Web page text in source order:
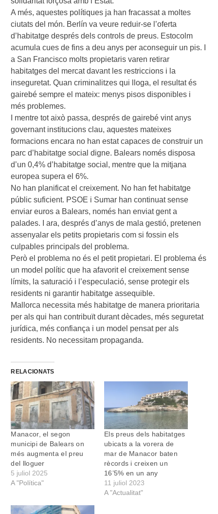
A més, aquestes polítiques ja han fracassat a moltes
ciutats del món. Berlín va veure reduir-se l’oferta
d’habitatge després dels controls de preus. Estocolm
acumula cues de fins a deu anys per aconseguir un pis. I
a San Francisco molts propietaris varen retirar
habitatges del mercat davant les restriccions i la
inseguretat. Quan criminalitzes qui lloga, el resultat és
gairebé sempre el mateix: menys pisos disponibles i
més problemes.
I mentre tot això passa, després de gairebé vint anys
governant institucions clau, aquestes mateixes
formacions encara no han estat capaces de construir un
parc d’habitatge social digne. Balears només disposa
d’un 0,4% d’habitatge social, mentre que la mitjana
europea supera el 6%.
No han planificat el creixement. No han fet habitatge
públic suficient. PSOE i Sumar han continuat sense
enviar euros a Balears, només han enviat gent a
palades. I ara, després d’anys de mala gestió, pretenen
assenyalar els petits propietaris com si fossin els
culpables principals del problema.
Però el problema no és el petit propietari. El problema és
un model polític que ha afavorit el creixement sense
límits, la saturació i l’especulació, sense protegir els
residents ni garantir habitatge assequible.
Mallorca necessita més habitatge de manera prioritaria
per als qui han contribuït durant dècades, més seguretat
jurídica, més confiança i un model pensat per als
residents. No necessitam propaganda.
RELACIONATS
Manacor, el segon
municipi de Balears on
més augmenta el preu
del lloguer
5 juliol 2025
A "Política"
Els preus dels habitatges
ubicats a la vorera de
mar de Manacor baten
rècords i creixen un
16’5% en un any
11 juliol 2023
A "Actualitat"